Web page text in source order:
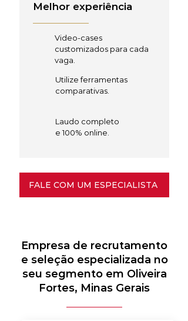
Melhor experiência
Video-cases
customizados para cada
vaga.
Utilize ferramentas
comparativas.
Laudo completo
e 100% online.
FALE COM UM ESPECIALISTA
Empresa de recrutamento
e seleção especializada no
seu segmento em Oliveira
Fortes, Minas Gerais